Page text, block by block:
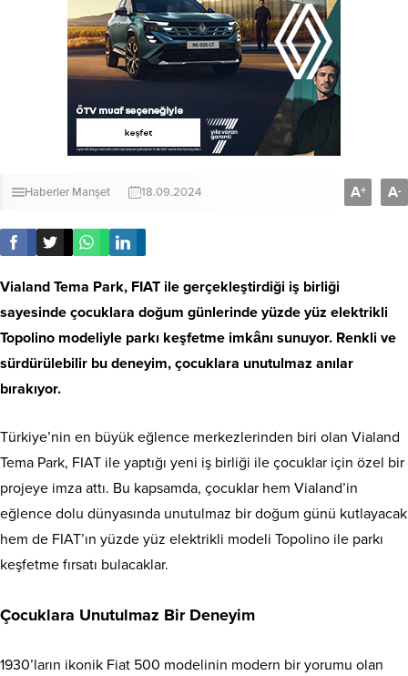
Haberler Manşet 18.09.2024 A+ A-
Vialand Tema Park, FIAT ile gerçekleştirdiği iş birliği
sayesinde çocuklara doğum günlerinde yüzde yüz elektrikli
Topolino modeliyle parkı keşfetme imkânı sunuyor. Renkli ve
sürdürülebilir bu deneyim, çocuklara unutulmaz anılar
bırakıyor.
Türkiye’nin en büyük eğlence merkezlerinden biri olan Vialand
Tema Park, FIAT ile yaptığı yeni iş birliği ile çocuklar için özel bir
projeye imza attı. Bu kapsamda, çocuklar hem Vialand’in
eğlence dolu dünyasında unutulmaz bir doğum günü kutlayacak
hem de FIAT’ın yüzde yüz elektrikli modeli Topolino ile parkı
keşfetme fırsatı bulacaklar.
Çocuklara Unutulmaz Bir Deneyim
1930’ların ikonik Fiat 500 modelinin modern bir yorumu olan